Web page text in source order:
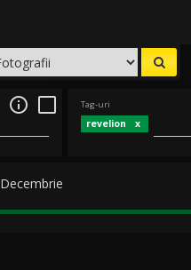

revelion
Tag-uri
Decembrie